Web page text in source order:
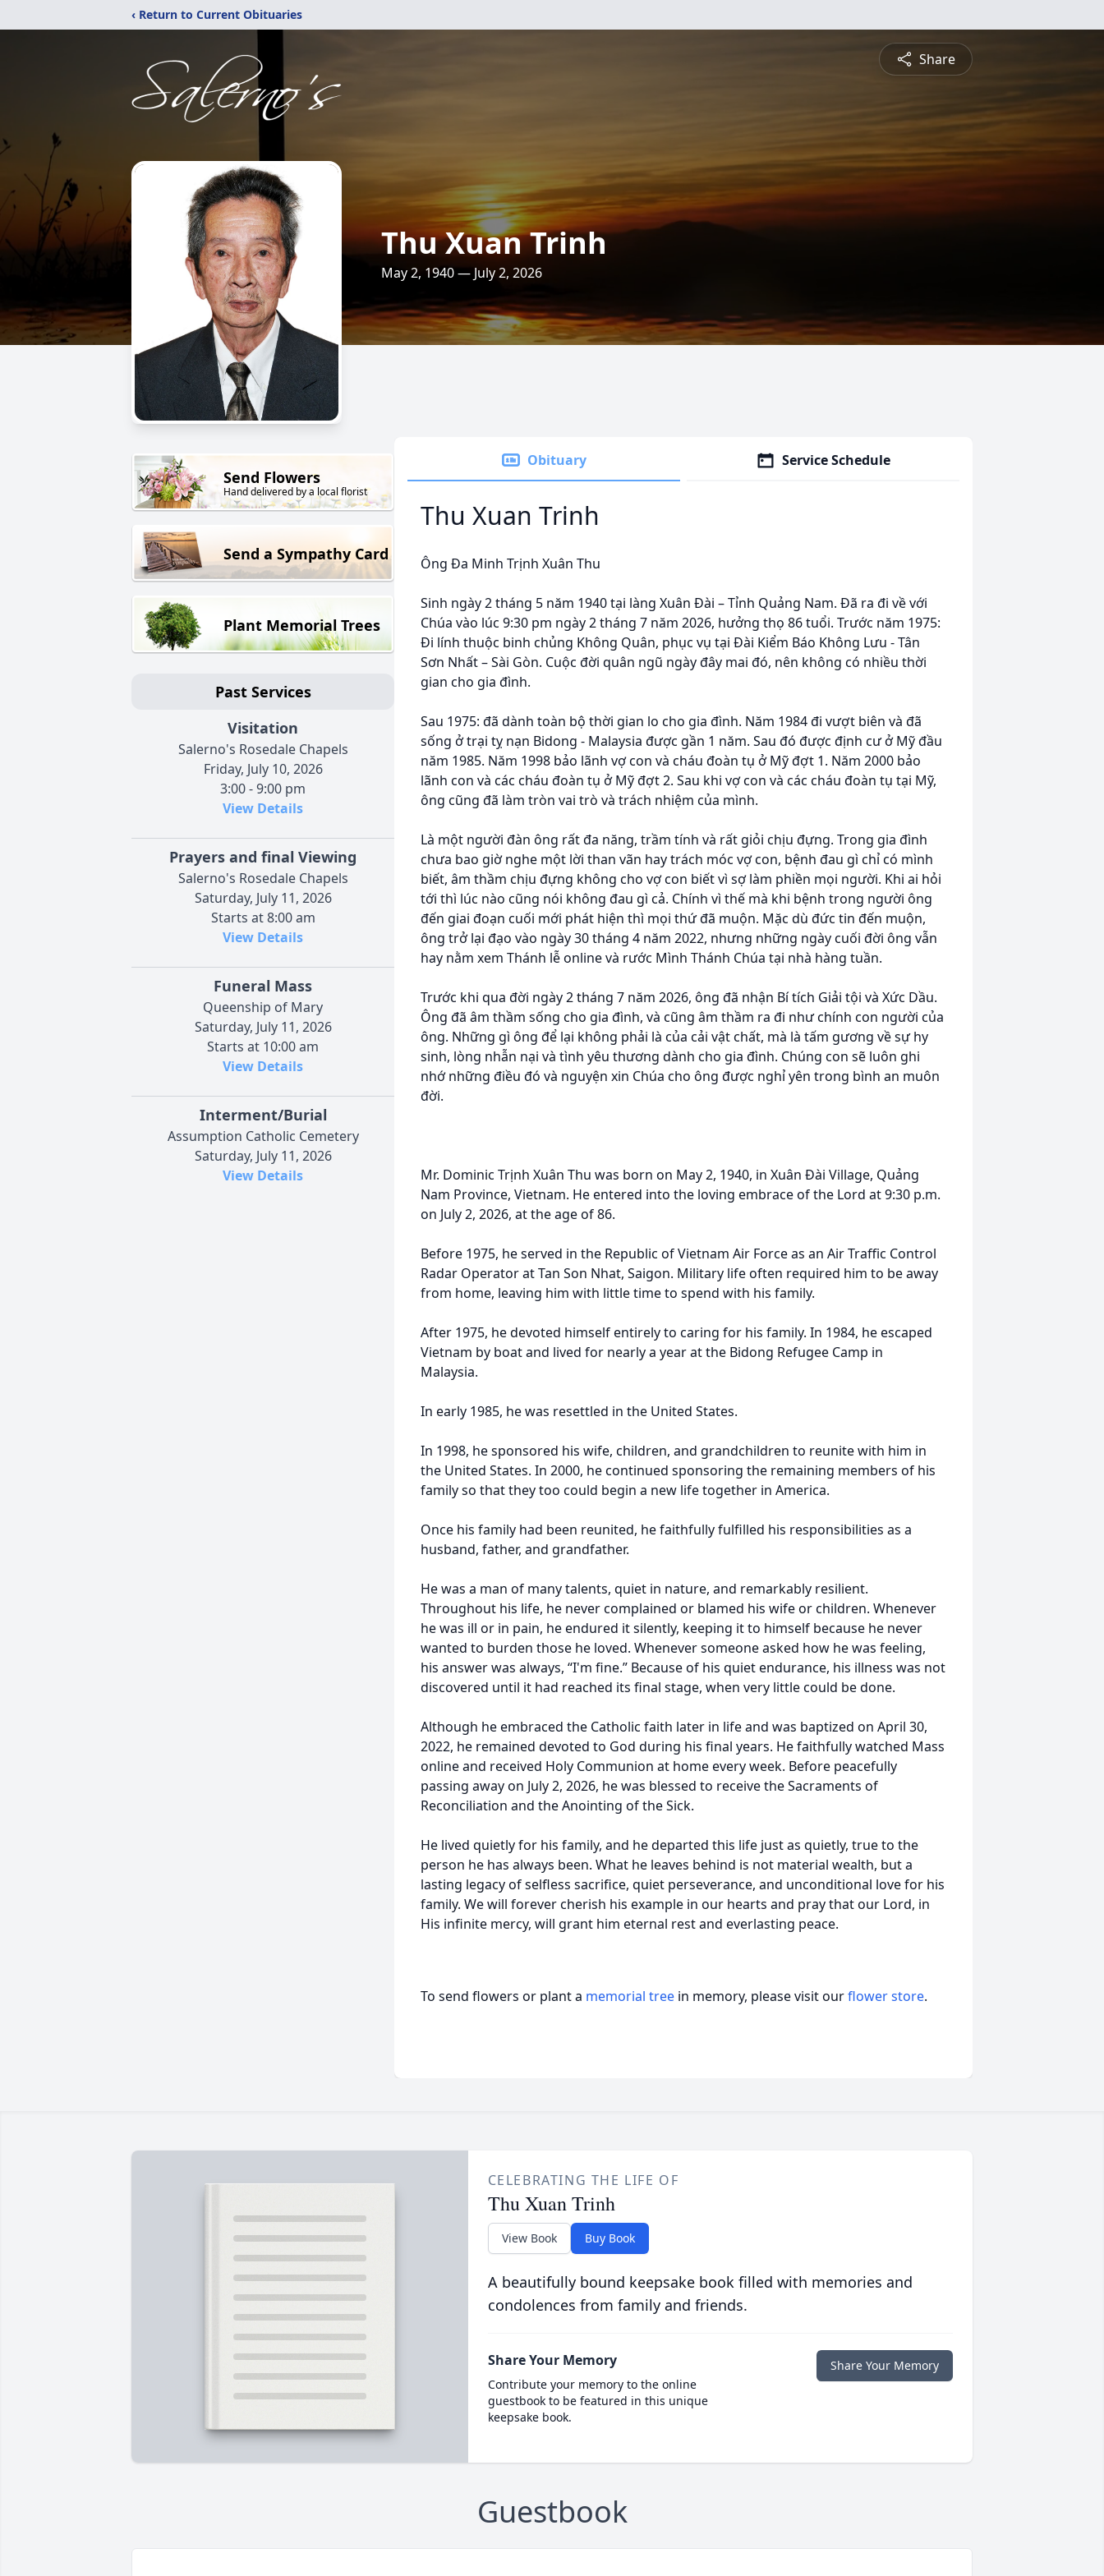
‹ Return to Current Obituaries
Share
Thu Xuan Trinh
May 2, 1940 — July 2, 2026
Send Flowers
Hand delivered by a local florist
Send a Sympathy Card
Plant Memorial Trees
Past Services
Visitation
Salerno's Rosedale Chapels
Friday, July 10, 2026
3:00 - 9:00 pm
View Details
Prayers and final Viewing
Salerno's Rosedale Chapels
Saturday, July 11, 2026
Starts at 8:00 am
View Details
Funeral Mass
Queenship of Mary
Saturday, July 11, 2026
Starts at 10:00 am
View Details
Interment/Burial
Assumption Catholic Cemetery
Saturday, July 11, 2026
View Details
Obituary Service Schedule
Thu Xuan Trinh
Ông Đa Minh Trịnh Xuân Thu
Sinh ngày 2 tháng 5 năm 1940 tại làng Xuân Đài – Tỉnh Quảng Nam. Đã ra đi về với
Chúa vào lúc 9:30 pm ngày 2 tháng 7 năm 2026, hưởng thọ 86 tuổi. Trước năm 1975:
Đi lính thuộc binh chủng Không Quân, phục vụ tại Đài Kiểm Báo Không Lưu - Tân
Sơn Nhất – Sài Gòn. Cuộc đời quân ngũ ngày đây mai đó, nên không có nhiều thời
gian cho gia đình.
Sau 1975: đã dành toàn bộ thời gian lo cho gia đình. Năm 1984 đi vượt biên và đã
sống ở trại tỵ nạn Bidong - Malaysia được gần 1 năm. Sau đó được định cư ở Mỹ đầu
năm 1985. Năm 1998 bảo lãnh vợ con và cháu đoàn tụ ở Mỹ đợt 1. Năm 2000 bảo
lãnh con và các cháu đoàn tụ ở Mỹ đợt 2. Sau khi vợ con và các cháu đoàn tụ tại Mỹ,
ông cũng đã làm tròn vai trò và trách nhiệm của mình.
Là một người đàn ông rất đa năng, trầm tính và rất giỏi chịu đựng. Trong gia đình
chưa bao giờ nghe một lời than vãn hay trách móc vợ con, bệnh đau gì chỉ có mình
biết, âm thầm chịu đựng không cho vợ con biết vì sợ làm phiền mọi người. Khi ai hỏi
tới thì lúc nào cũng nói không đau gì cả. Chính vì thế mà khi bệnh trong người ông
đến giai đoạn cuối mới phát hiện thì mọi thứ đã muộn. Mặc dù đức tin đến muộn,
ông trở lại đạo vào ngày 30 tháng 4 năm 2022, nhưng những ngày cuối đời ông vẫn
hay nằm xem Thánh lễ online và rước Mình Thánh Chúa tại nhà hàng tuần.
Trước khi qua đời ngày 2 tháng 7 năm 2026, ông đã nhận Bí tích Giải tội và Xức Dầu.
Ông đã âm thầm sống cho gia đình, và cũng âm thầm ra đi như chính con người của
ông. Những gì ông để lại không phải là của cải vật chất, mà là tấm gương về sự hy
sinh, lòng nhẫn nại và tình yêu thương dành cho gia đình. Chúng con sẽ luôn ghi
nhớ những điều đó và nguyện xin Chúa cho ông được nghỉ yên trong bình an muôn
đời.
Mr. Dominic Trịnh Xuân Thu was born on May 2, 1940, in Xuân Đài Village, Quảng
Nam Province, Vietnam. He entered into the loving embrace of the Lord at 9:30 p.m.
on July 2, 2026, at the age of 86.
Before 1975, he served in the Republic of Vietnam Air Force as an Air Traffic Control
Radar Operator at Tan Son Nhat, Saigon. Military life often required him to be away
from home, leaving him with little time to spend with his family.
After 1975, he devoted himself entirely to caring for his family. In 1984, he escaped
Vietnam by boat and lived for nearly a year at the Bidong Refugee Camp in
Malaysia.
In early 1985, he was resettled in the United States.
In 1998, he sponsored his wife, children, and grandchildren to reunite with him in
the United States. In 2000, he continued sponsoring the remaining members of his
family so that they too could begin a new life together in America.
Once his family had been reunited, he faithfully fulfilled his responsibilities as a
husband, father, and grandfather.
He was a man of many talents, quiet in nature, and remarkably resilient.
Throughout his life, he never complained or blamed his wife or children. Whenever
he was ill or in pain, he endured it silently, keeping it to himself because he never
wanted to burden those he loved. Whenever someone asked how he was feeling,
his answer was always, “I'm fine.” Because of his quiet endurance, his illness was not
discovered until it had reached its final stage, when very little could be done.
Although he embraced the Catholic faith later in life and was baptized on April 30,
2022, he remained devoted to God during his final years. He faithfully watched Mass
online and received Holy Communion at home every week. Before peacefully
passing away on July 2, 2026, he was blessed to receive the Sacraments of
Reconciliation and the Anointing of the Sick.
He lived quietly for his family, and he departed this life just as quietly, true to the
person he has always been. What he leaves behind is not material wealth, but a
lasting legacy of selfless sacrifice, quiet perseverance, and unconditional love for his
family. We will forever cherish his example in our hearts and pray that our Lord, in
His infinite mercy, will grant him eternal rest and everlasting peace.
To send flowers or plant a memorial tree in memory, please visit ourflower store.
CELEBRATING THE LIFE OF
Thu Xuan Trinh
View Book Buy Book
A beautifully bound keepsake book filled with memories and
condolences from family and friends.
Share Your Memory
Contribute your memory to the online
guestbook to be featured in this unique
keepsake book.
Share Your Memory
Guestbook